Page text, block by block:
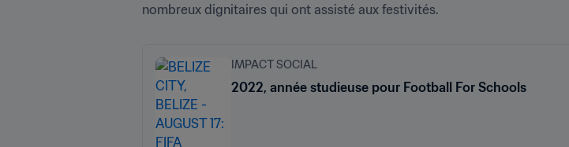
nombreux dignitaires qui ont assisté aux festivités.
IMPACT SOCIAL
2022, année studieuse pour Football For Schools